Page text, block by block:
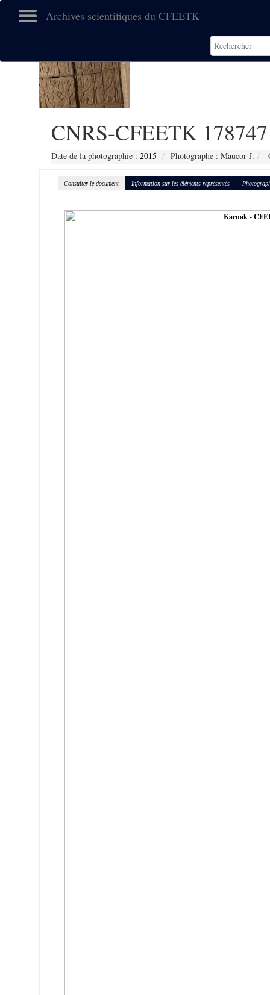
Archives scientifiques du CFEETK
CNRS-CFEETK 178747
Date de la photographie : 2015 Photographe : Maucor J.
Consulter le document Information sur les éléments représentés